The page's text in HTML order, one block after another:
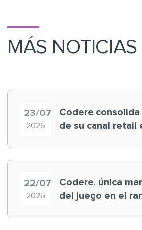
MÁS NOTICIAS
23/07
2026
Codere
de su canal retail
22/07
2026
Codere, única
del juego en el ranking